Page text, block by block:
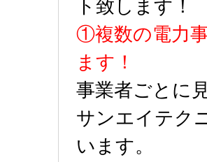
ト致します！
①複数の電力
ます！
事業者ごとに
サンエイテク
います。